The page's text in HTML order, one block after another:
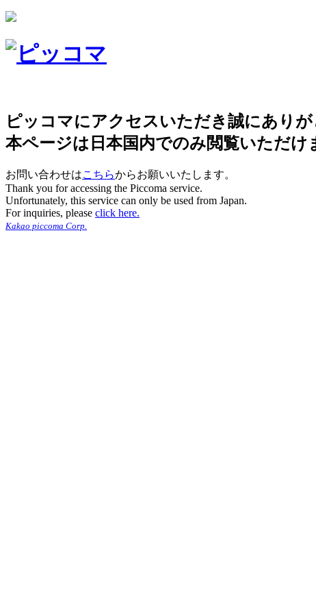
ピッコマにアクセスいただき誠にありが
本ページは日本国内でのみ閲覧いただけ
お問い合わせはこちらからお願いいたします。
Thank you for accessing the Piccoma service.
Unfortunately, this service can only be used from Japan.
For inquiries, please click here.
Kakao piccoma Corp.